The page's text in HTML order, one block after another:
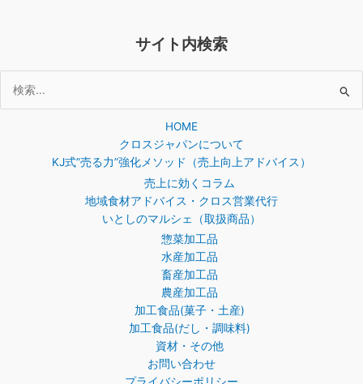
サイト内検索
索
HOME
クロスジャパンについて
KJ式”売る力”強化メソッド（売上向上アドバイス）
売上に効くコラム
地域食材アドバイス・クロス営業代行
いとしのマルシェ（取扱商品）
惣菜加工品
水産加工品
畜産加工品
農産加工品
加工食品(菓子・土産)
加工食品(だし・調味料)
資材・その他
お問い合わせ